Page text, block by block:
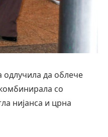
одлучила да облече
со
нијанса и црна